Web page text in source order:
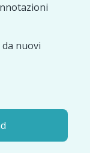
nuovi